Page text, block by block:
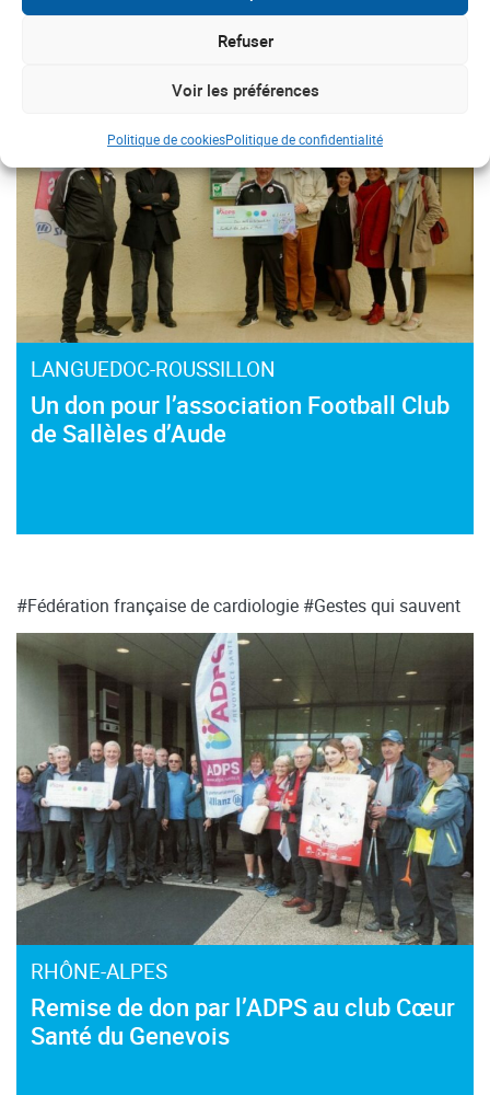
Refuser
Voir les préférences
Politique de cookiesPolitique de confidentialité
LANGUEDOC-ROUSSILLON
Un don pour l’association Football Club
de Sallèles d’Aude
#Fédération française de cardiologie #Gestes qui sauvent
RHÔNE-ALPES
Remise de don par l’ADPS au club Cœur
Santé du Genevois